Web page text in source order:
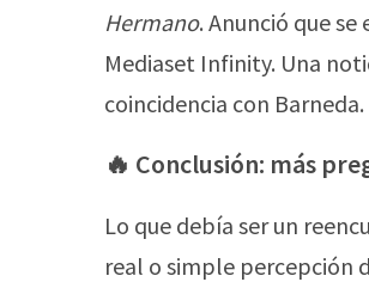
Hermano. Anunció que
Mediaset Infinity. Una
coincidencia con Barneda.
🔥 Conclusión: más
Lo que debía ser un
real o simple percepción